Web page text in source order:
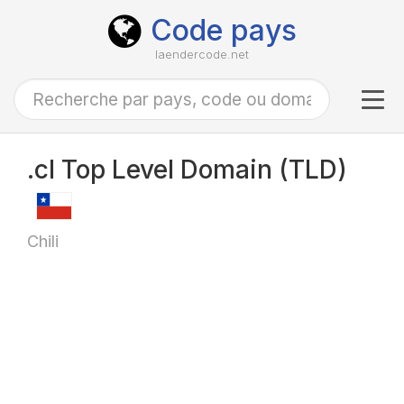
Code pays
laendercode.net
.cl Top Level Domain (TLD)
Chili